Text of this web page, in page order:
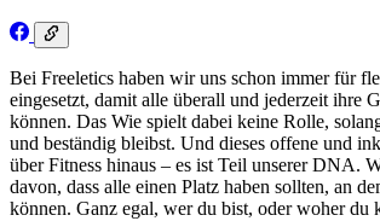
Bei Freeletics haben wir uns schon immer für
eingesetzt, damit alle überall und jederzeit ihre
können. Das Wie spielt dabei keine Rolle,
und beständig bleibst. Und dieses offene und
über Fitness hinaus – es ist Teil unserer DNA.
davon, dass alle einen Platz haben sollten, an
können. Ganz egal, wer du bist, oder woher du